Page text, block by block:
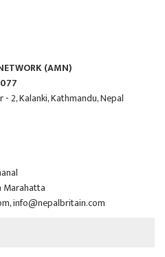
(AMN)
- 2, Kalanki, Kathmandu, Nepal
Marahatta
,info@nepalbritain.com